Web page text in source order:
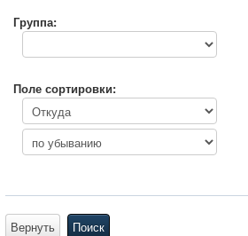
Группа:
Поле сортировки:
Вернуть Поиск